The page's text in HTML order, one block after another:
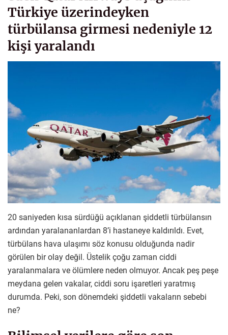
Türkiye üzerindeyken
türbülansa girmesi nedeniyle 12
kişi yaralandı
20 saniyeden kısa sürdüğü açıklanan şiddetli türbülansın
ardından yaralananlardan 8’i hastaneye kaldırıldı. Evet,
türbülans hava ulaşımı söz konusu olduğunda nadir
görülen bir olay değil. Üstelik çoğu zaman ciddi
yaralanmalara ve ölümlere neden olmuyor. Ancak peş peşe
meydana gelen vakalar, ciddi soru işaretleri yaratmış
durumda. Peki, son dönemdeki şiddetli vakaların sebebi
ne?